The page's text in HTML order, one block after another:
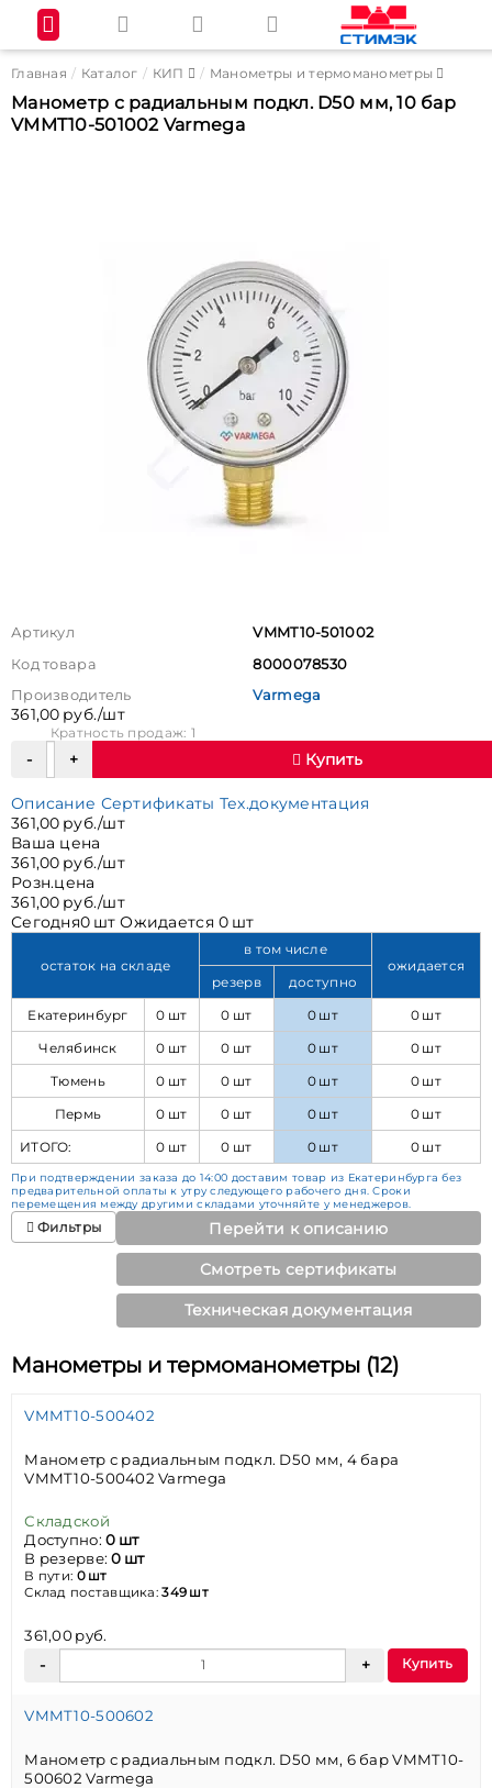
Главная Каталог КИП Манометры и термоманометры
Манометр с радиальным подкл. D50 мм, 10 бар
VMMT10-501002 Varmega
Артикул
VMMT10-501002
Код товара
8000078530
Производитель
Varmega
361,00 руб./шт
Кратность продаж: 1
Купить
Описание Сертификаты Тех.документация
361,00 руб./шт
Ваша цена
361,00 руб./шт
Розн.цена
361,00 руб./шт
Сегодня0 шт Ожидается 0 шт
остаток на складе
в том числе
ожидается
резерв
доступно
Екатеринбург
0 шт 0 шт 0 шт
0 шт
Челябинск
0 шт 0 шт 0 шт
0 шт
Тюмень
0 шт 0 шт 0 шт
0 шт
Пермь
0 шт 0 шт 0 шт
0 шт
ИТОГО:
0 шт 0 шт 0 шт 0 шт
При подтверждении заказа до 14:00 доставим товар из Екатеринбурга без
предварительной оплаты к утру следующего рабочего дня. Сроки
перемещения между другими складами уточняйте у менеджеров.
Фильтры Перейти к описанию
Смотреть сертификаты
Техническая документация
Манометры и термоманометры (12)
VMMT10-500402
Манометр с радиальным подкл. D50 мм, 4 бара
VMMT10-500402 Varmega
Складской
Доступно:0 шт
В резерве:0 шт
В пути: 0 шт
Склад поставщика:349 шт
361,00 руб.
Купить
VMMT10-500602
Манометр с радиальным подкл. D50 мм, 6 бар VMMT10-
500602 Varmega